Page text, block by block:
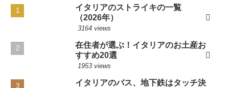
イタリアのストライキの一覧
（2026年）
3164 views
在住者が選ぶ！イタリアのお土産お
すすめ20選
1953 views
イタリアのバス、地下鉄はタッチ決